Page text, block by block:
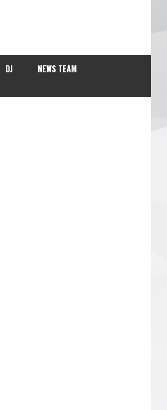
DJ
NEWS TEAM